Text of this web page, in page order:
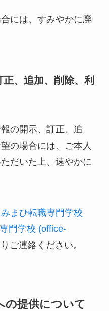
には、すみやかに廃
、追加、削除、利
の開示、訂正、追
の場合には、ご本人
だいた上、速やかに
みまひ転職専門学校
門学校 (office-
ご連絡ください。
の提供について